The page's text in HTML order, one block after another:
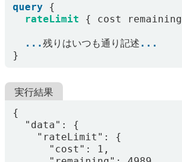
query
{
rateLimit
{ cost remaining
...残りはいつも通り記述 ...
}
実行結果